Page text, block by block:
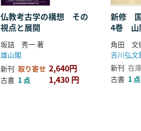
ところ遺跡の森案内(中村雄紀)
コラム 東大とのおつきあい(新
仏教考古学の構想 その
視点と展開
坂詰 秀一 著
雄山閣
新刊 取り寄せ 2,640円
古書 1 点 1,430 円
新修
4巻 山
角田 文
吉川弘文
新刊 在
古書 1 点